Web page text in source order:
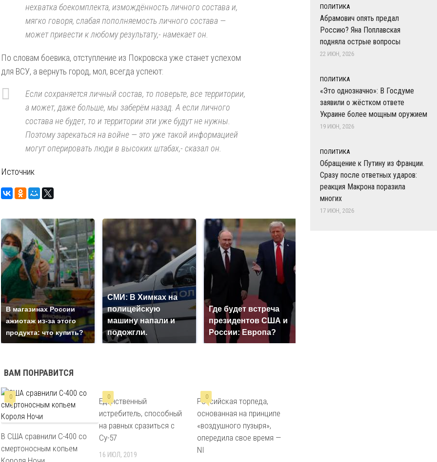
нехватка боекомплекта, измождённость личного состава и,
мягко говоря, слабая пополняемость личного состава —
может привести к любому результату,- намекает он.
По словам боевика, отступление из Покровска уже станет успехом
для ВСУ, а вернуть город, мол, всегда успеют:
Если сохраняется личный состав, то поверьте, все территории,
а может, даже больше, мы заберём назад. А если личного
состава не будет, то и территории эти уже будут не нужны.
Поэтому зарекаться на войне — это уже такой информацией
могут оперировать люди в высоких штабах,- сказал он.
Источник
В магазинах России
ажиотаж из-за этого
продукта: что купить?
СМИ: В Химках на
полицейскую
машину напали и
подожгли.
Где будет встреча
президентов США и
России: Европа?
ВАМ ПОНРАВИТСЯ
0
В США сравнили С-400 со
смертоносным копьем
0
Единственный
истребитель, способный
на равных сразиться с
Су-57
16 ИЮЛ, 2019
0
Российская торпеда,
основанная на принципе
«воздушного пузыря»,
опередила свое время —
NI
ПОЛИТИКА
Абрамович опять предал
Россию? Яна Поплавская
подняла острые вопросы
22 ИЮН, 2026
ПОЛИТИКА
«Это однозначно»: В Госдуме
заявили о жёстком ответе
Украине более мощным оружием
19 ИЮН, 2026
ПОЛИТИКА
Обращение к Путину из Франции.
Сразу после ответных ударов:
реакция Макрона поразила
многих
17 ИЮН, 2026